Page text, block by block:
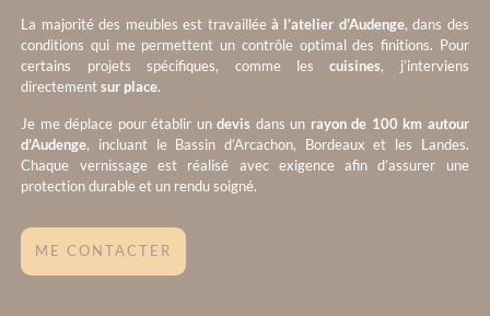
La majorité des meubles est travaillée à l’atelier d’Audenge, dans des
conditions qui me permettent un contrôle optimal des finitions. Pour
certains projets spécifiques, comme lescuisines, j’interviens
directementsur place.
Je me déplace pour établir undevis dans un rayon de 100 km autour
d’Audenge, incluant le Bassin d’Arcachon, Bordeaux et les Landes.
Chaque vernissage est réalisé avec exigence afin d’assurer une
protection durable et un rendu soigné.
ME CONTACTER